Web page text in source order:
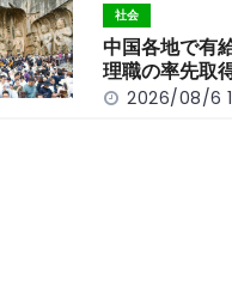
社会
中国各地で有
理職の率先取
2026/08/6